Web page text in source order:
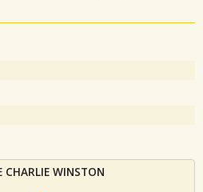
CHARLIE WINSTON